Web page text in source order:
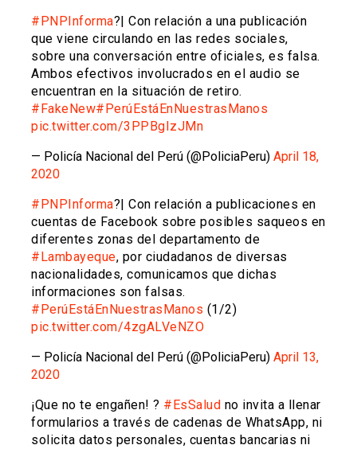
#PNPInforma?| Con relación a una publicación
que viene circulando en las redes sociales,
sobre una conversación entre oficiales, es falsa.
Ambos efectivos involucrados en el audio se
encuentran en la situación de retiro.
#FakeNew#PerúEstáEnNuestrasManos
pic.twitter.com/3PPBgIzJMn
— Policía Nacional del Perú (@PoliciaPeru) April 18,
2020
#PNPInforma?| Con relación a publicaciones en
cuentas de Facebook sobre posibles saqueos en
diferentes zonas del departamento de
#Lambayeque, por ciudadanos de diversas
nacionalidades, comunicamos que dichas
informaciones son falsas.
#PerúEstáEnNuestrasManos (1/2)
pic.twitter.com/4zgALVeNZO
— Policía Nacional del Perú (@PoliciaPeru) April 13,
2020
¡Que no te engañen! ? #EsSalud no invita a llenar
formularios a través de cadenas de WhatsApp, ni
solicita datos personales, cuentas bancarias ni